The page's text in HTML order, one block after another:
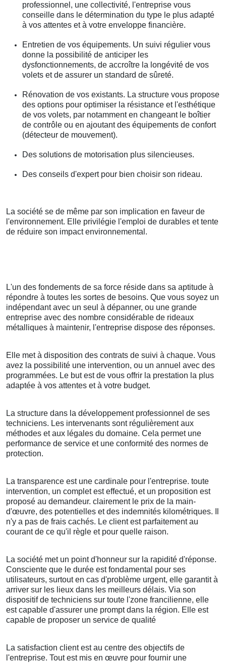
professionnel, une collectivité, l'entreprise vous
conseille dans le détermination du type le plus adapté
à vos attentes et à votre enveloppe financière.
Entretien de vos équipements. Un suivi régulier vous
donne la possibilité de anticiper les
dysfonctionnements, de accroître la longévité de vos
volets et de assurer un standard de sûreté.
Rénovation de vos existants. La structure vous propose
des options pour optimiser la résistance et l'esthétique
de vos volets, par notamment en changeant le boîtier
de contrôle ou en ajoutant des équipements de confort
(détecteur de mouvement).
Des solutions de motorisation plus silencieuses.
Des conseils d'expert pour bien choisir son rideau.
La société se de même par son implication en faveur de
l'environnement. Elle privilégie l'emploi de durables et tente
de réduire son impact environnemental.
L'un des fondements de sa force réside dans sa aptitude à
répondre à toutes les sortes de besoins. Que vous soyez un
indépendant avec un seul à dépanner, ou une grande
entreprise avec des nombre considérable de rideaux
métalliques à maintenir, l'entreprise dispose des réponses.
Elle met à disposition des contrats de suivi à chaque. Vous
avez la possibilité une intervention, ou un annuel avec des
programmées. Le but est de vous offrir la prestation la plus
adaptée à vos attentes et à votre budget.
La structure dans la développement professionnel de ses
techniciens. Les intervenants sont régulièrement aux
méthodes et aux légales du domaine. Cela permet une
performance de service et une conformité des normes de
protection.
La transparence est une cardinale pour l'entreprise. toute
intervention, un complet est effectué, et un proposition est
proposé au demandeur. clairement le prix de la main-
d'œuvre, des potentielles et des indemnités kilométriques. Il
n'y a pas de frais cachés. Le client est parfaitement au
courant de ce qu'il règle et pour quelle raison.
La société met un point d'honneur sur la rapidité d'réponse.
Consciente que le durée est fondamental pour ses
utilisateurs, surtout en cas d'problème urgent, elle garantit à
arriver sur les lieux dans les meilleurs délais. Via son
dispositif de techniciens sur toute l'zone francilienne, elle
est capable d'assurer une prompt dans la région. Elle est
capable de proposer un service de qualité
La satisfaction client est au centre des objectifs de
l'entreprise. Tout est mis en œuvre pour fournir une